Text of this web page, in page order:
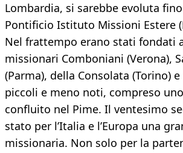
Lombardia, si sarebbe evoluta
Pontificio Istituto Missioni Estere
Nel frattempo erano stati fondati
missionari Comboniani (Verona),
(Parma), della Consolata (Torino)
piccoli e meno noti, compreso
confluito nel Pime. Il ventesimo
stato per l’Italia e l’Europa una
missionaria. Non solo per la